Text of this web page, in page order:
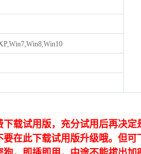
载试用版，充分试用后再决定
在此下载试用版升级哦。但可